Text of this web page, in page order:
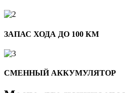
ЗАПАС ХОДА ДО 100 КМ
СМЕННЫЙ АККУМУЛЯТОР